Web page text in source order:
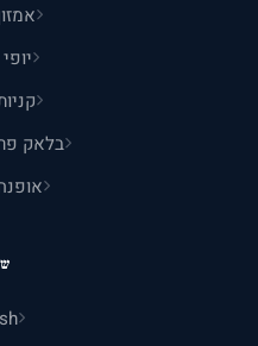
בלאק